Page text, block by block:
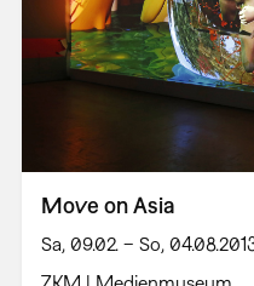
Move on Asia
Sa, 09.02. – So,